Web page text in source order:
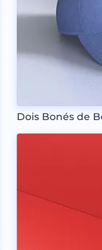
Dois Bonés de